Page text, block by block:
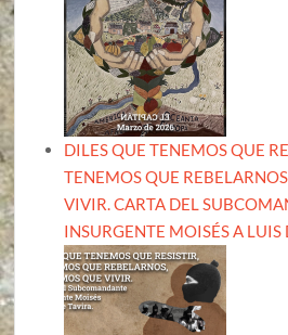
DILES QUE TENEMOS QUE
TENEMOS QUE
VIVIR. CARTA DEL
INSURGENTE MOISÉS A LUIS